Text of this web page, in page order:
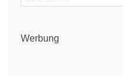
nach:
Werbung